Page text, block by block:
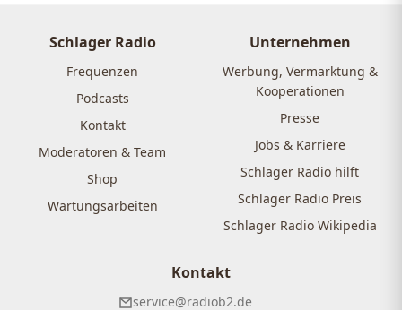
Schlager Radio
Frequenzen
Podcasts
Kontakt
Moderatoren & Team
Shop
Wartungsarbeiten
Unternehmen
Werbung, Vermarktung &
Kooperationen
Presse
Jobs & Karriere
Schlager Radio hilft
Schlager Radio Preis
Schlager Radio Wikipedia
Kontakt
service@radiob2.de